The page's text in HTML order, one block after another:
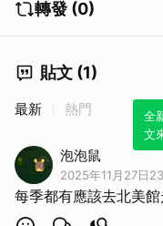
轉發 (0)
貼文 (1)
全
文
最新 熱門
泡泡鼠
2025年11月27日
每季都有應該去北美館